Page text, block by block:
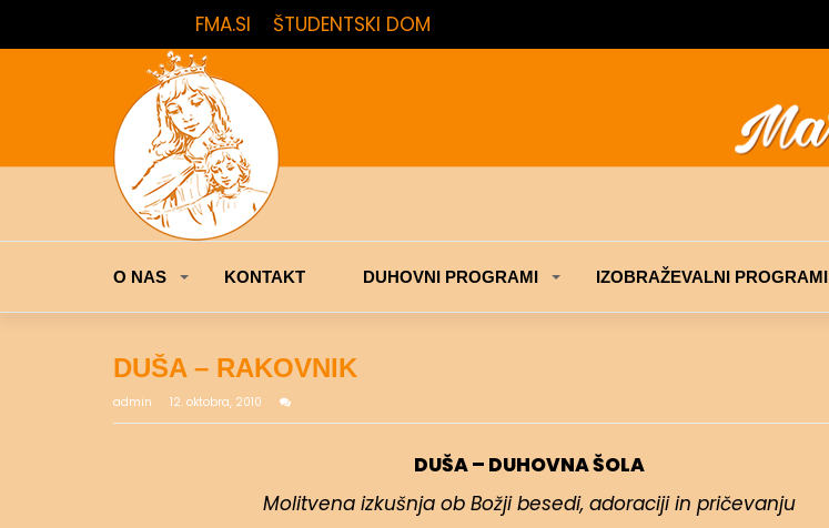
FMA.SI ŠTUDENTSKI DOM
O NAS KONTAKT DUHOVNI PROGRAMI IZOBRAŽEVALNI PROGRAMI
DUŠA – RAKOVNIK
admin 12. oktobra, 2010
DUŠA – DUHOVNA ŠOLA
Molitvena izkušnja ob Božji besedi, adoraciji in pričevanju